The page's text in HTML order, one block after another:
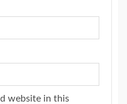
website in this